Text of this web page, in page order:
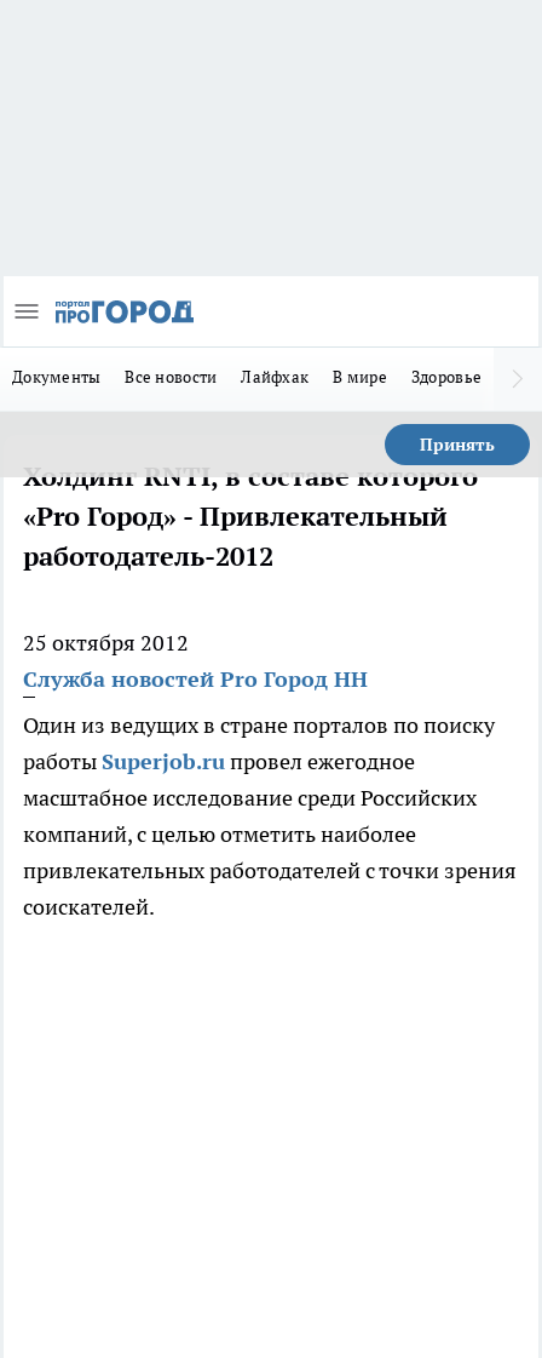
Документы Все новости Лайфхак В мире Здоровье
Принять
Холдинг RNTI, в составе которого
«Pro Город» - Привлекательный
работодатель-2012
25 октября 2012
Служба новостей Pro Город НН
Один из ведущих в стране порталов по поиску
работыSuperjob.ruпровел ежегодное
масштабное исследование среди Российских
компаний, с целью отметить наиболее
привлекательных работодателей с точки зрения
соискателей.